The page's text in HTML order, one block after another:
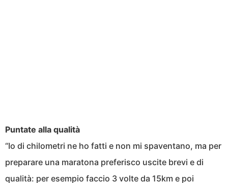
Puntate alla qualità
“Io di chilometri ne ho fatti e non mi spaventano, ma per
preparare una maratona preferisco uscite brevi e di
qualità: per esempio faccio 3 volte da 15km e poi